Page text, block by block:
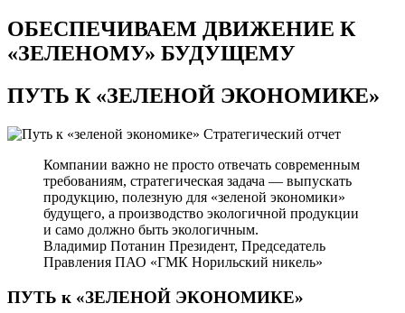
ОБЕСПЕЧИВАЕМ ДВИЖЕНИЕ К
«ЗЕЛЕНОМУ» БУДУЩЕМУ
ПУТЬ К«ЗЕЛЕНОЙ ЭКОНОМИКЕ»
Стратегический отчет
Компании важно не просто отвечать современным
требованиям, стратегическая задача — выпускать
продукцию, полезную для «зеленой экономики»
будущего, а производство экологичной продукции
и само должно быть экологичным.
Владимир Потанин Президент, Председатель
Правления ПАО «ГМК Норильский никель»
ПУТЬ к «ЗЕЛЕНОЙ ЭКОНОМИКЕ»